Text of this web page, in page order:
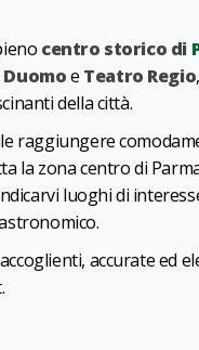
centro storico di
Duomoe Teatro Regio
della città.
raggiungere
la zona centro di
luoghi di
accurate ed